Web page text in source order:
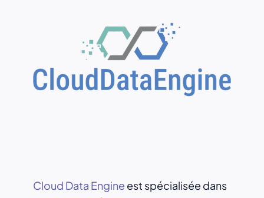
Cloud Data Engine est spécialisée dans